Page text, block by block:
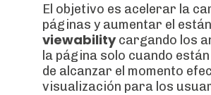
El objetivo es acelerar la
páginas y aumentar el
viewabilitycargando los
la página solo cuando
de alcanzar el momento
visualización para los